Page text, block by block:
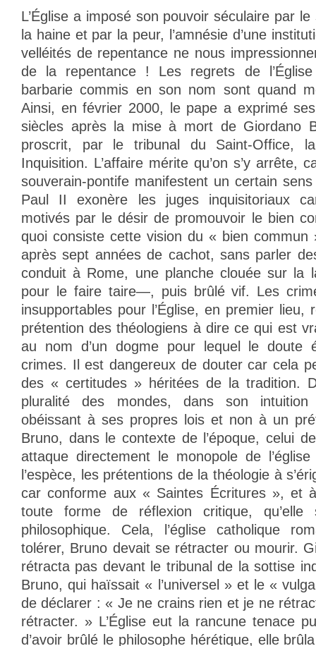
L’Église a imposé son pouvoir séculaire par
la haine et par la peur, l’amnésie d’une
velléités de repentance ne nous
de la repentance ! Les regrets de
barbarie commis en son nom sont quand
Ainsi, en février 2000, le pape a exprimé
siècles après la mise à mort de Giordano
proscrit, par le tribunal du Saint-Office,
Inquisition. L’affaire mérite qu’on s’y arrête,
souverain-pontife manifestent un certain
Paul II exonère les juges inquisitoriaux
motivés par le désir de promouvoir le bien
quoi consiste cette vision du « bien commun
après sept années de cachot, sans parler
conduit à Rome, une planche clouée sur la
pour le faire taire—, puis brûlé vif. Les
insupportables pour l’Église, en premier lieu,
prétention des théologiens à dire ce qui est
au nom d’un dogme pour lequel le doute
crimes. Il est dangereux de douter car cela
des « certitudes » héritées de la tradition.
pluralité des mondes, dans son intuition
obéissant à ses propres lois et non à un
Bruno, dans le contexte de l’époque, celui
attaque directement le monopole de
l’espèce, les prétentions de la théologie à
car conforme aux « Saintes Écritures », et
toute forme de réflexion critique, qu’elle
philosophique. Cela, l’église catholique
tolérer, Bruno devait se rétracter ou mourir.
rétracta pas devant le tribunal de la sottise
Bruno, qui haïssait « l’universel » et le «
de déclarer : « Je ne crains rien et je ne
rétracter. » L’Église eut la rancune tenace
d’avoir brûlé le philosophe hérétique, elle